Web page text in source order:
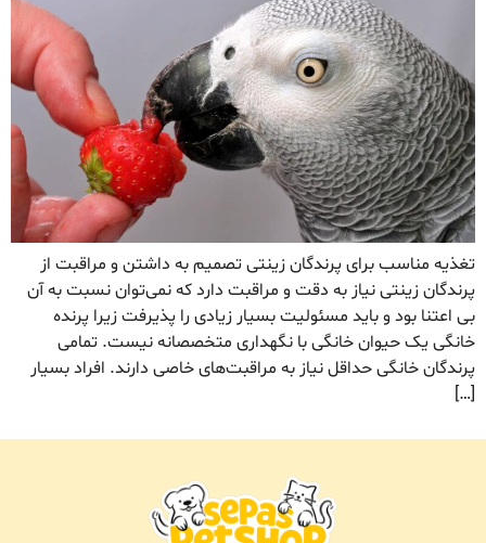
تغذیه مناسب برای پرندگان زینتی تصمیم به داشتن و مراقبت از
پرندگان زینتی نیاز به دقت و مراقبت دارد که نمی‌توان نسبت به آن
بی اعتنا بود و باید مسئولیت بسیار زیادی را پذیرفت زیرا پرنده
خانگی یک حیوان خانگی با نگهداری متخصصانه نیست. تمامی
پرندگان خانگی حداقل نیاز به مراقبت‌های خاصی دارند. افراد بسیار
[…]